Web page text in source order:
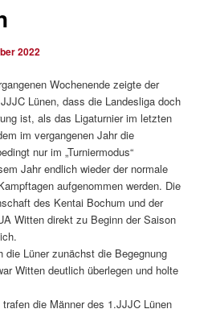
2022
Wochenende zeigte der
Lünen, dass die Landesliga doch
ist, als das Ligaturnier im letzten
im vergangenen Jahr die
nur im „Turniermodus“
Jahr endlich wieder der normale
aufgenommen werden. Die
des Kentai Bochum und der
Witten direkt zu Beginn der Saison
Lüner zunächst die Begegnung
Witten deutlich überlegen und holte
die Männer des 1.JJJC Lünen